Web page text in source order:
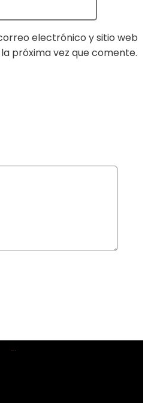
electrónico y sitio web
próxima vez que comente.